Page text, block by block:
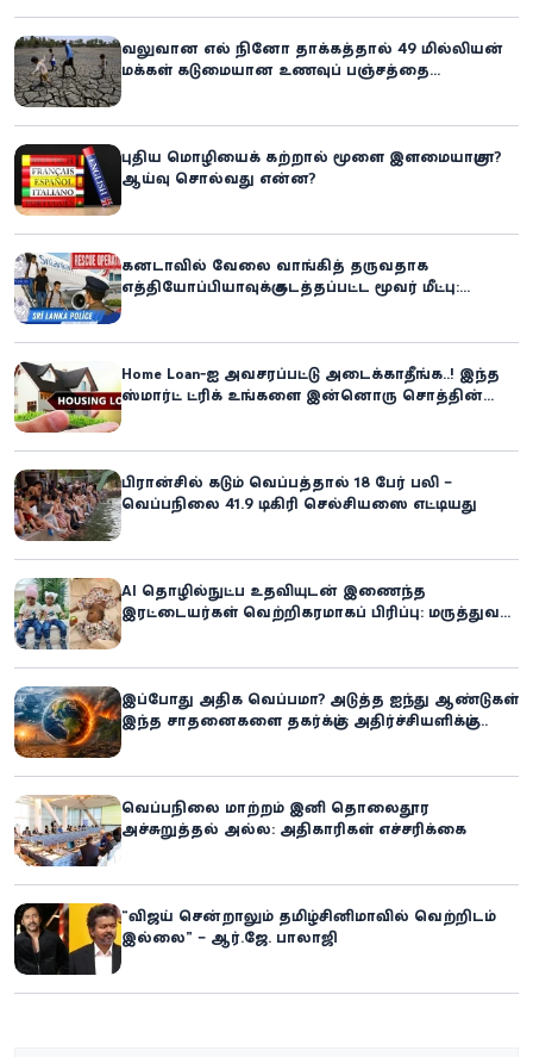
வலுவான எல் நினோ தாக்கத்தால் 49 மில்லியன்
மக்கள் கடுமையான உணவுப் பஞ்சத்தை
புதிய மொழியைக் கற்றால் மூளை இளமையாகுமா?
ஆய்வு சொல்வது என்ன?
கனடாவில் வேலை வாங்கித் தருவதாக
எத்தியோப்பியாவுக்கு கடத்தப்பட்ட மூவர் மீட்பு:
Home Loan-ஐ அவசரப்பட்டு அடைக்காதீங்க..! இந்த
ஸ்மார்ட் ட்ரிக் உங்களை இன்னொரு சொத்தின்
பிரான்சில் கடும் வெப்பத்தால் 18 பேர் பலி –
வெப்பநிலை 41.9 டிகிரி செல்சியஸை எட்டியது
AI தொழில்நுட்ப உதவியுடன் இணைந்த
இரட்டையர்கள் வெற்றிகரமாகப் பிரிப்பு: மருத்துவ
இப்போது அதிக வெப்பமா? அடுத்த ஐந்து ஆண்டுகள்
இந்த சாதனைகளை தகர்க்கும்: அதிர்ச்சியளிக்கும்
வெப்பநிலை மாற்றம் இனி தொலைதூர
அச்சுறுத்தல் அல்ல: அதிகாரிகள் எச்சரிக்கை
“விஜய் சென்றாலும் தமிழ்சினிமாவில் வெற்றிடம்
இல்லை” – ஆர்.ஜே. பாலாஜி